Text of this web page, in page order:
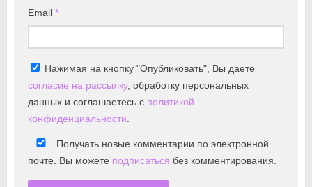
Email *
Нажимая на кнопку "Опубликовать", Вы даете
согласие на рассылку, обработку персональных
данных и соглашаетесь с политикой
конфиденциальности
Получать новые комментарии по электронной
почте. Вы можете подписаться без комментирования.